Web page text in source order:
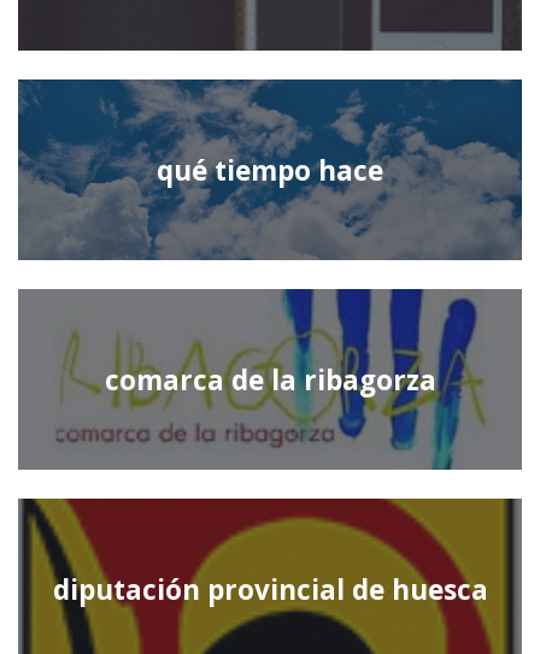
qué tiempo hace
comarca de la ribagorza
diputación provincial de huesca